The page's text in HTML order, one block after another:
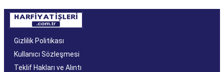
Gizlilik Politikası
Kullanıcı Sözleşmesi
Teklif Hakları ve Alıntı